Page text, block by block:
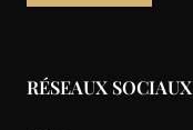
RÉSEAUX SOCIAUX